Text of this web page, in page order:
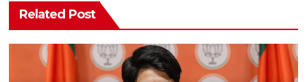
Related Post